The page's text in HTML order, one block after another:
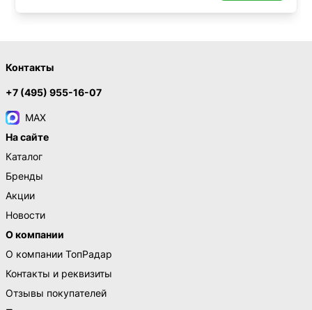
Контакты
+7 (495) 955-16-07
MAX
На сайте
Каталог
Бренды
Акции
Новости
О компании
О компании ТопРадар
Контакты и реквизиты
Отзывы покупателей